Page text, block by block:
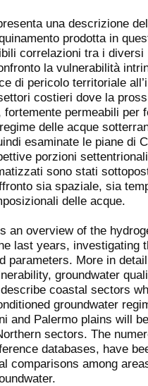
una descrizione
prodotta in
correlazioni tra i
la vulnerabilità
di pericolo territoriale
costieri dove la
fortemente permeabili per
delle acque
esaminate le piane di
porzioni
sono stati
sia spaziale, sia
delle acque.
an overview of the
last years, investigating
parameters. More in
groundwater
coastal sectors
groundwater
and Palermo plains will
sectors. The
databases, have
comparisons among